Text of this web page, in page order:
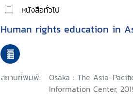
หนังสือทั่วไป
Human rights education in
สถานที่พิมพ์:
Osaka : The Asia-
Information Center,